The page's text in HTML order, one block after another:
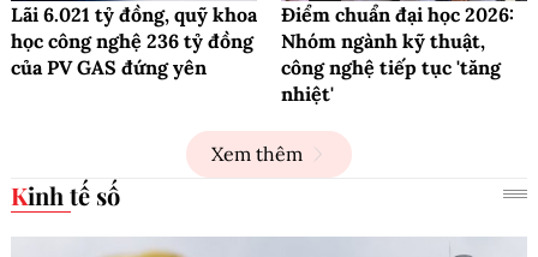
Lãi 6.021 tỷ đồng, quỹ khoa
học công nghệ 236 tỷ đồng
của PV GAS đứng yên
Điểm chuẩn đại học 2026:
Nhóm ngành kỹ thuật,
công nghệ tiếp tục 'tăng
nhiệt'
Xem thêm
Kinh tế số